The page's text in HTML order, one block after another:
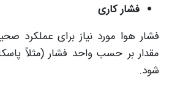
فشار کاری
فشار هوا مورد نیاز برای عملکرد
مقدار بر حسب واحد فشار (مثلاً
شود.